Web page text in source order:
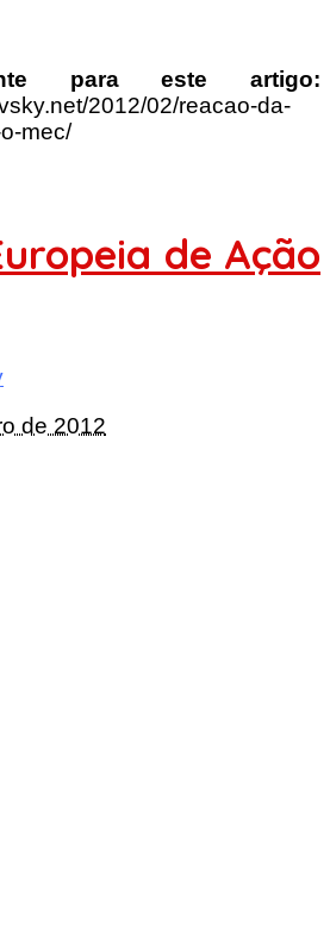
para este artigo:
2012/02/reacao-da-
mec/
de Ação
de 2012